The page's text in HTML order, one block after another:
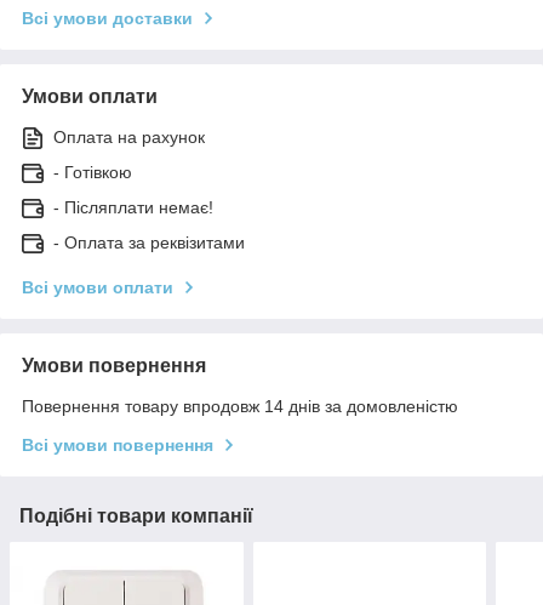
Всі умови доставки
Умови оплати
Оплата на рахунок
- Готівкою
- Післяплати немає!
- Оплата за реквізитами
Всі умови оплати
Умови повернення
Повернення товару впродовж 14 днів за домовленістю
Всі умови повернення
Подібні товари компанії